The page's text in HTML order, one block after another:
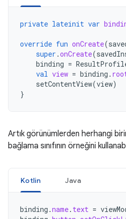
private lateinit var
override fun onCreate(
super .onCreate(
binding =
val view = binding .
setContentView(view)
}
Artık görünümlerden herhangi
bağlama sınıfının örneğini
Kotlin Java
binding .name. text =